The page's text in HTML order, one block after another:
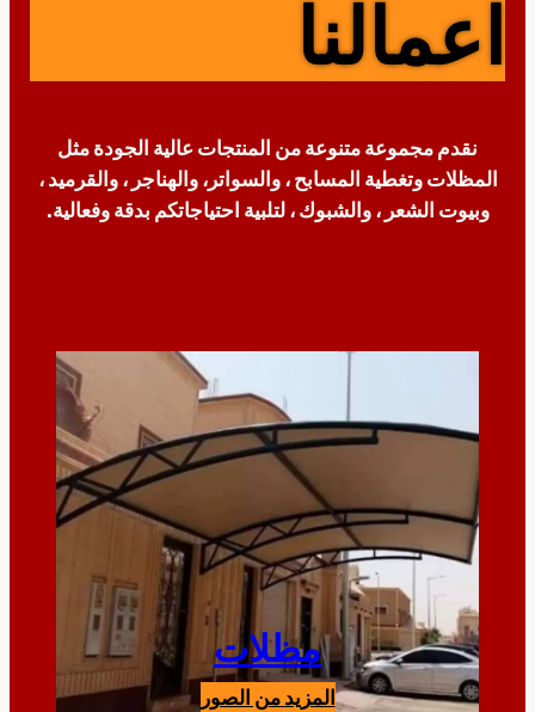
اعمالنا
نقدم مجموعة متنوعة من المنتجات عالية الجودة مثل
المظلات وتغطية المسابح ، والسواتر، والهناجر ، والقرميد ،
وبيوت الشعر ، والشبوك ، لتلبية احتياجاتكم بدقة وفعالية.
مظلات
المزيد من الصور